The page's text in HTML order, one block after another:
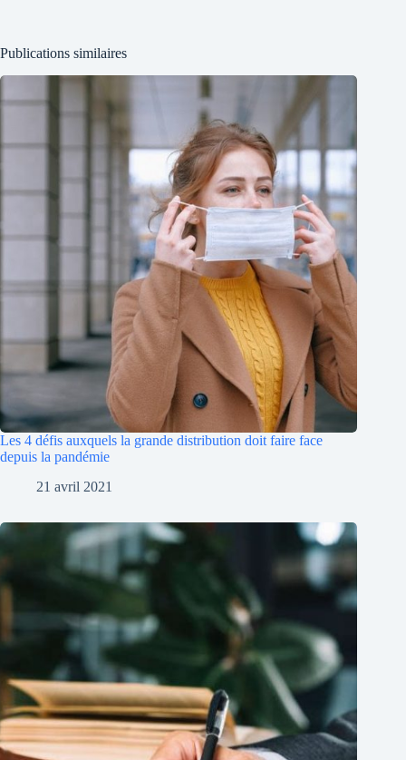
Publications similaires
Les 4 défis auxquels la grande distribution doit faire face
depuis la pandémie
21 avril 2021